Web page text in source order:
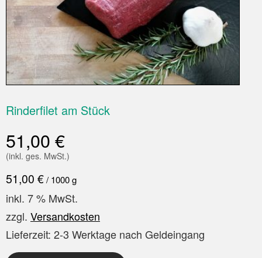
Rinderfilet am Stück
51,00 €
(inkl. ges. MwSt.)
51,00 €/ 1000g
inkl. 7 % MwSt.
zzgl. Versandkosten
Lieferzeit: 2-3 Werktage nach Geldeingang